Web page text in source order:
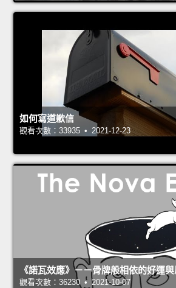
如何寫道歉信
觀看次數：33935 • 2021-12-23
《諾瓦效應》－－骨牌般相依的好運
觀看次數：36230 • 2021-10-07